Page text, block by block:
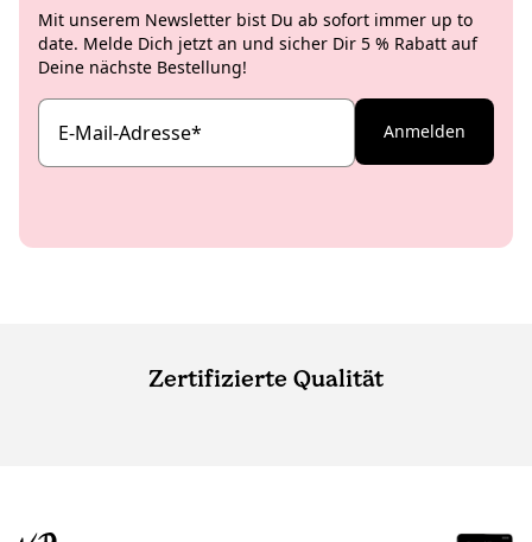
Mit unserem Newsletter bist Du ab sofort immer up to
date. Melde Dich jetzt an und sicher Dir 5 % Rabatt auf
Deine nächste Bestellung!
E-Mail-Adresse* Anmelden
Zertifizierte Qualität